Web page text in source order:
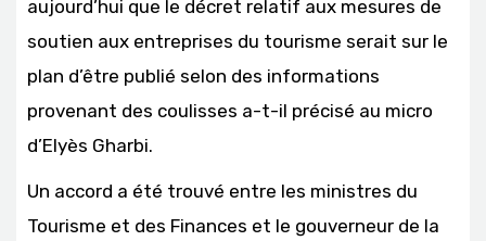
aujourd’hui que le décret relatif aux mesures de
soutien aux entreprises du tourisme serait sur le
plan d’être publié selon des informations
provenant des coulisses a-t-il précisé au micro
d’Elyès Gharbi.
Un accord a été trouvé entre les ministres du
Tourisme et des Finances et le gouverneur de la